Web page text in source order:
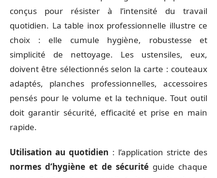
conçus pour résister à l’intensité du travail
quotidien. La table inox professionnelle illustre ce
choix : elle cumule hygiène, robustesse et
simplicité de nettoyage. Les ustensiles, eux,
doivent être sélectionnés selon la carte : couteaux
adaptés, planches professionnelles, accessoires
pensés pour le volume et la technique. Tout outil
doit garantir sécurité, efficacité et prise en main
rapide.
Utilisation au quotidien : l’application stricte des
normes d’hygiène et de sécuritéguide chaque